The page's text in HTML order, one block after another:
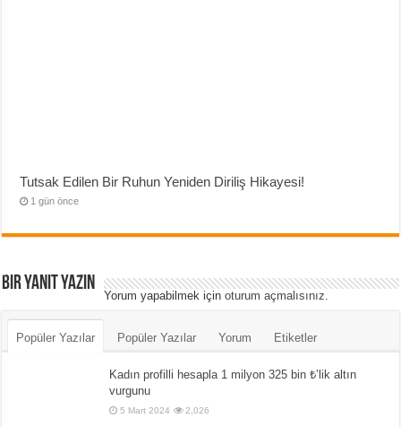
Tutsak Edilen Bir Ruhun Yeniden Diriliş Hikayesi!
1 gün önce
Bir yanıt yazın
Yorum yapabilmek içinoturum açmalısınız
Popüler Yazılar Popüler Yazılar Yorum Etiketler
Kadın profilli hesapla 1 milyon 325 bin ₺’lik altın
vurgunu
5 Mart 2024 2,026